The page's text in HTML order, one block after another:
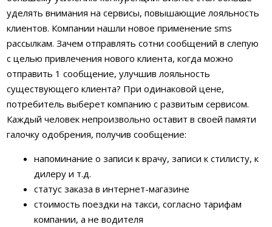
уделять внимания на сервисы, повышающие лояльность
клиентов. Компании нашли новое применение sms
рассылкам. Зачем отправлять сотни сообщений в слепую
с целью привлечения нового клиента, когда можно
отправить 1 сообщение, улучшив лояльность
существующего клиента? При одинаковой цене,
потребитель выберет компанию с развитым сервисом.
Каждый человек непроизвольно оставит в своей памяти
галочку одобрения, получив сообщение:
напоминание о записи к врачу, записи к стилисту, к
дилеру и т.д.
статус заказа в интернет-магазине
стоимость поездки на такси, согласно тарифам
компании, а не водителя